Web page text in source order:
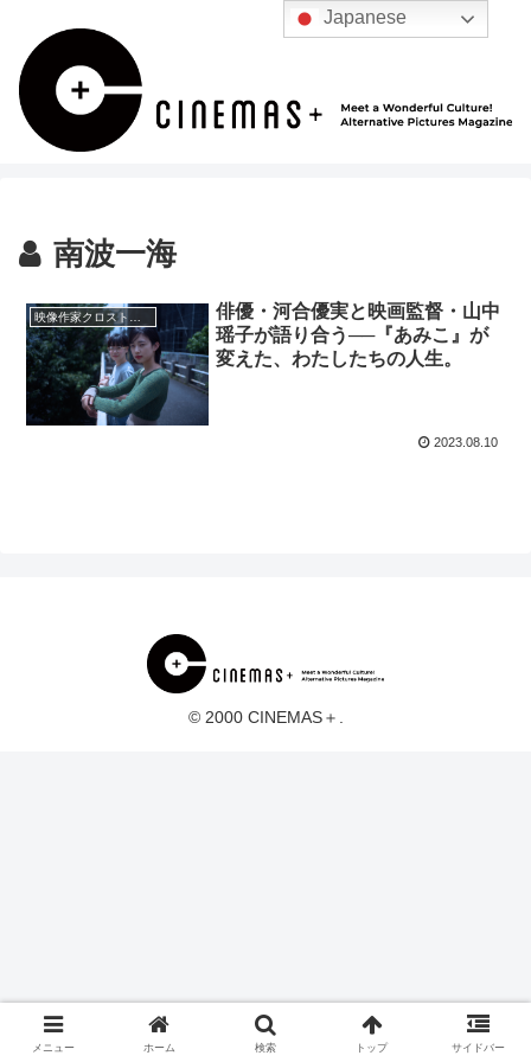
南波一海
俳優・河合優実と映画監督・山中
瑶子が語り合う──『あみこ』が
変えた、わたしたちの人生。
2023.08.10
© 2000 CINEMAS＋.
メニュー ホーム 検索 トップ サイドバー
Japanese